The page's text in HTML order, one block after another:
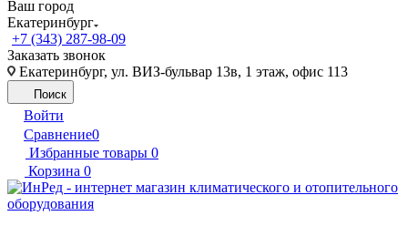
Ваш город
Екатеринбург
+7 (343) 287-98-09
Заказать звонок
Екатеринбург, ул. ВИЗ-бульвар 13в, 1 этаж, офис 113
Поиск
Войти
Сравнение0
Избранные товары 0
Корзина 0